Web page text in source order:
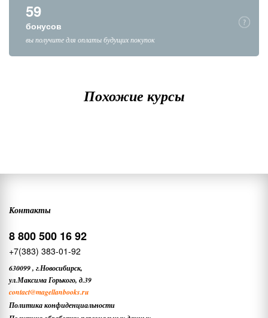
59
бонусов
вы получите для оплаты будущих покупок
Похожие курсы
Контакты
8 800 500 16 92
+7(383) 383-01-92
630099, г.Новосибирск,
ул.Максима Горького, д.39
contact@magellanbooks.ru
Политика конфиденциальности